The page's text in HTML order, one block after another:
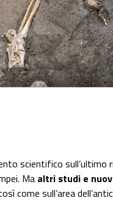
scientifico sull’ultimo
Ma altri studi e
come sull’area